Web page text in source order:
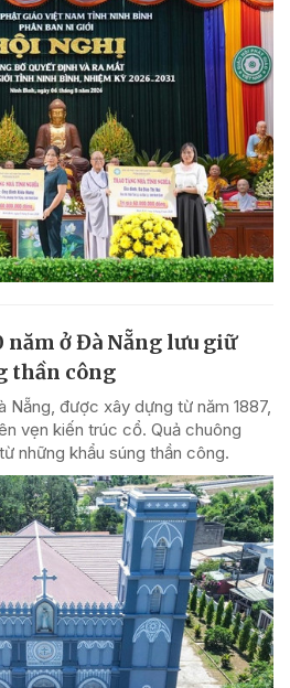
năm ở Đà Nẵng lưu giữ
thần công
Nẵng, được xây dựng từ năm 1887,
vẹn kiến trúc cổ. Quả chuông
những khẩu súng thần công.